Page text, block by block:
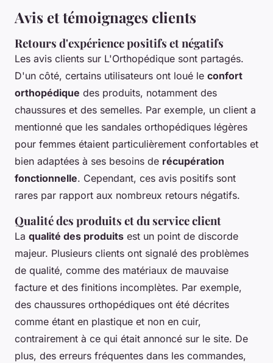
Avis et témoignages clients
Retours d'expérience positifs et négatifs
Les avis clients sur L'Orthopédique sont partagés.
D'un côté, certains utilisateurs ont loué le confort
orthopédique des produits, notamment des
chaussures et des semelles. Par exemple, un client a
mentionné que les sandales orthopédiques légères
pour femmes étaient particulièrement confortables et
bien adaptées à ses besoins de récupération
fonctionnelle. Cependant, ces avis positifs sont
rares par rapport aux nombreux retours négatifs.
Qualité des produits et du service client
La qualité des produits est un point de discorde
majeur. Plusieurs clients ont signalé des problèmes
de qualité, comme des matériaux de mauvaise
facture et des finitions incomplètes. Par exemple,
des chaussures orthopédiques ont été décrites
comme étant en plastique et non en cuir,
contrairement à ce qui était annoncé sur le site. De
plus, des erreurs fréquentes dans les commandes,